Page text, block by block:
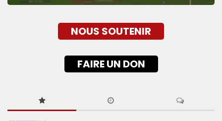
NOUS SOUTENIR
FAIRE UN DON